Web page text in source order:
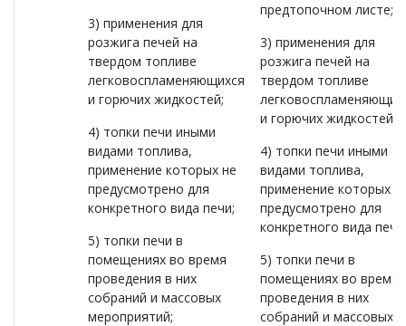
3) применения для
розжига печей на
твердом топливе
легковоспламеняющихся
и горючих жидкостей;
4) топки печи иными
видами топлива,
применение которых не
предусмотрено для
конкретного вида печи;
5) топки печи в
помещениях во время
проведения в них
собраний и массовых
мероприятий;
предтопочном листе;
3) применения для
розжига печей на
твердом топливе
и горючих жидкостей;
4) топки печи иными
видами топлива,
применение которых
предусмотрено для
конкретного вида печи;
5) топки печи в
помещениях во время
проведения в них
собраний и массовых